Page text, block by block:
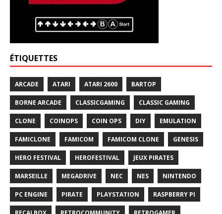
ÉTIQUETTES
ARCADE ATARI ATARI 2600 BARTOP
BORNE ARCADE CLASSICGAMING CLASSIC GAMING
CLONE COINOPS COIN OPS DIY EMULATION
FAMICLONE FAMICOM FAMICOM CLONE GENESIS
HERO FESTIVAL HEROFESTIVAL JEUX PIRATES
MARSEILLE MEGADRIVE NEC NES NINTENDO
PC ENGINE PIRATE PLAYSTATION RASPBERRY PI